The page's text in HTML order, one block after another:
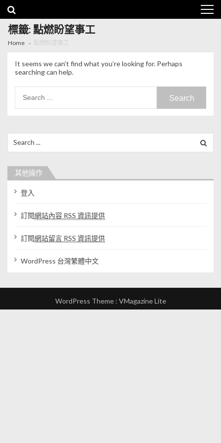
Skip to navigation
Skip to content
標籤: 點燃盼望事工
Home 點燃盼望事工
It seems we can’t find what you’re looking for. Perhaps
searching can help.
其他操作
登入
訂閱網站內容 RSS 資訊提供
訂閱網站留言 RSS 資訊提供
WordPress 台灣繁體中文
WordPress Theme : VMagazine Lite